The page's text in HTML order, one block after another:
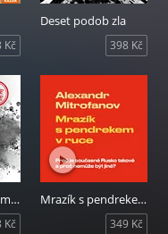
Kč
Deset podob zla
398 Kč
Oprátka za osm mrtvých
Kč
Mrazík s pendrekem v ruce
349 Kč